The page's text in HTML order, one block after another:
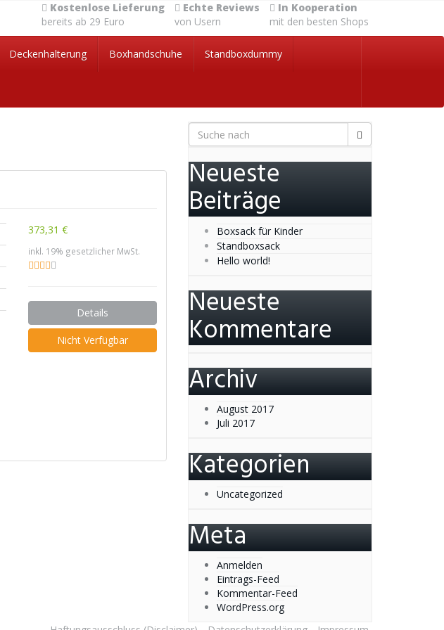
Kostenlose Lieferung
bereits ab 29 Euro
Echte Reviews
von Usern
In Kooperation
mit den besten Shops
Deckenhalterung Boxhandschuhe Standboxdummy
373,31 €
inkl. 19% gesetzlicher MwSt.
Details
Nicht Verfügbar
Neueste
Beiträge
Boxsack für Kinder
Standboxsack
Hello world!
Neueste
Kommentare
Archiv
August 2017
Juli 2017
Kategorien
Uncategorized
Meta
Anmelden
Eintrags-Feed
Kommentar-Feed
WordPress.org